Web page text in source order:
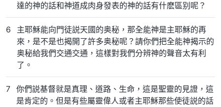
達的神的話和神道成肉身發表的神的話有什麽區别呢？
6
主耶穌能向門徒説天國的奥秘，那全能神是主耶穌的再
來，是不是也揭開了許多奥秘呢？請你們把全能神揭示的
奥秘給我們交通交通，這樣對我們分辨神的聲音太有利
了。
7 你們説基督就是真理、道路、生命，這是聖靈的見證，這
是肯定的。但是有些屬靈偉人或者主耶穌那些使徒説的話